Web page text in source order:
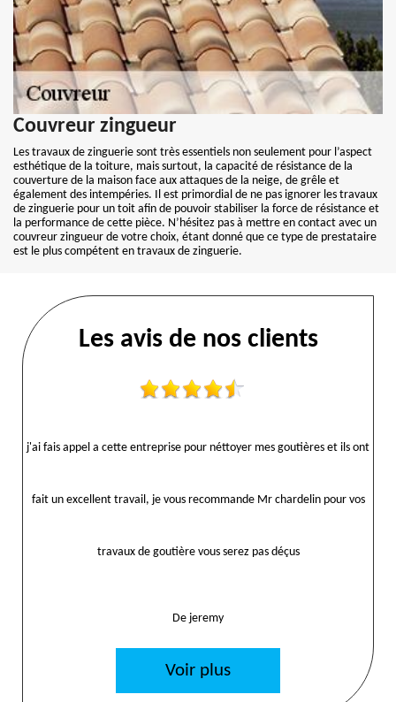
Couvreur zingueur
Les travaux de zinguerie sont très essentiels non seulement pour l’aspect
esthétique de la toiture, mais surtout, la capacité de résistance de la
couverture de la maison face aux attaques de la neige, de grêle et
également des intempéries. Il est primordial de ne pas ignorer les travaux
de zinguerie pour un toit afin de pouvoir stabiliser la force de résistance et
la performance de cette pièce. N’hésitez pas à mettre en contact avec un
couvreur zingueur de votre choix, étant donné que ce type de prestataire
est le plus compétent en travaux de zinguerie.
Les avis de nos clients
j'ai fais appel a cette entreprise pour néttoyer mes goutières et ils ont
fait un excellent travail, je vous recommande Mr chardelin pour vos
travaux de goutière vous serez pas déçus
De jeremy
Voir plus